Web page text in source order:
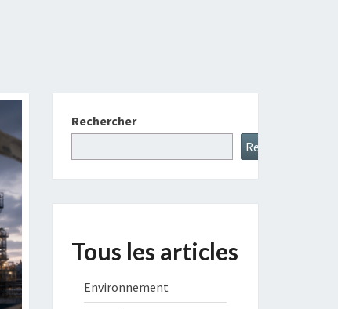
Rechercher
Rechercher
Tous les articles
Environnement